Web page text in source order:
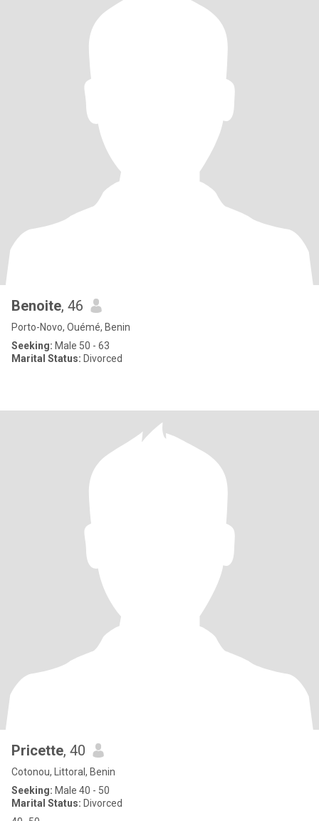
Benoite, 46
Porto-Novo, Ouémé, Benin
Seeking: Male 50 - 63
Marital Status: Divorced
Pricette, 40
Cotonou, Littoral, Benin
Seeking: Male 40 - 50
Marital Status: Divorced